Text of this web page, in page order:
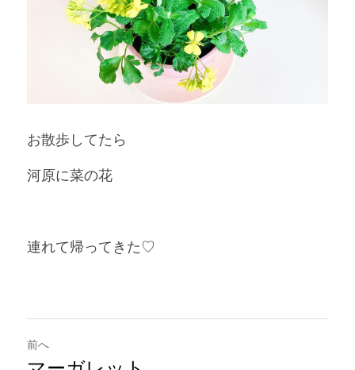
お散歩してたら
河原に菜の花
連れて帰ってきた♡
前へ